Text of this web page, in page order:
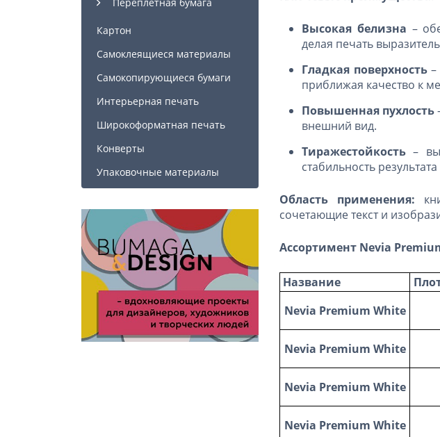
Картон
Самоклеящиеся материалы
Самокопирующиеся бумаги
Интерьерная печать
Широкоформатная печать
Конверты
Упаковочные материалы
Высокая белизна –
делая печать
Гладкая поверхность–
приближая качество к
Повышенная пухлость
внешний вид.
Тиражестойкость –
стабильность
Область применения:
сочетающие текст и
Ассортимент Nevia
Название
Nevia Premium White
Nevia Premium White
Nevia Premium White
Nevia Premium White